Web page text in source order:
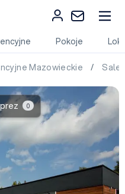
Pokoje
Mazowieckie / Sale
0